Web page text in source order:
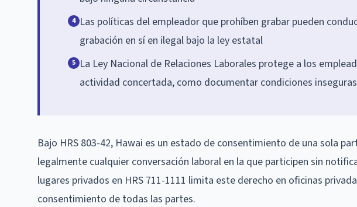
4 Las políticas del empleador que prohíben grabar pueden
grabación en sí en ilegal bajo la ley estatal
5 La Ley Nacional de Relaciones Laborales protege a los
actividad concertada, como documentar condiciones
Bajo HRS 803-42, Hawai es un estado de consentimiento de una sola
legalmente cualquier conversación laboral en la que participen sin
lugares privados en HRS 711-1111 limita este derecho en oficinas
consentimiento de todas las partes.